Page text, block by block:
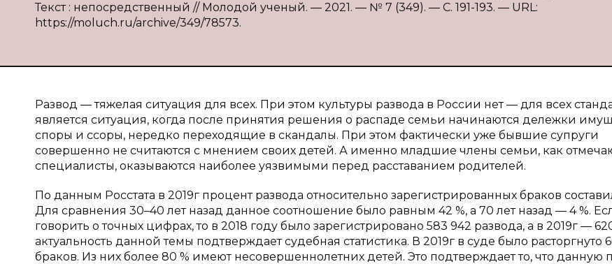
Текст : непосредственный // Молодой ученый. — 2021. — № 7 (349). — С. 191-193. — URL:
https://moluch.ru/archive/349/78573.
Развод — тяжелая ситуация для всех. При этом культуры развода в России нет — для всех
является ситуация, когда после принятия решения о распаде семьи начинаются дележки
споры и ссоры, нередко переходящие в скандалы. При этом фактически уже бывшие супруги
совершенно не считаются с мнением своих детей. А именно младшие члены семьи, как
специалисты, оказываются наиболее уязвимыми перед расставанием родителей.
По данным Росстата в 2019г процент развода относительно зарегистрированных браков
Для сравнения 30–40 лет назад данное соотношение было равным 42 %, а 70 лет назад — 4 %.
говорить о точных цифрах, то в 2018 году было зарегистрировано 583 942 развода, а в 2019г —
актуальность данной темы подтверждает судебная статистика. В 2019г в суде было расторгнуто
браков. Из них более 80 % имеют несовершеннолетних детей. Это подтверждает то, что данную